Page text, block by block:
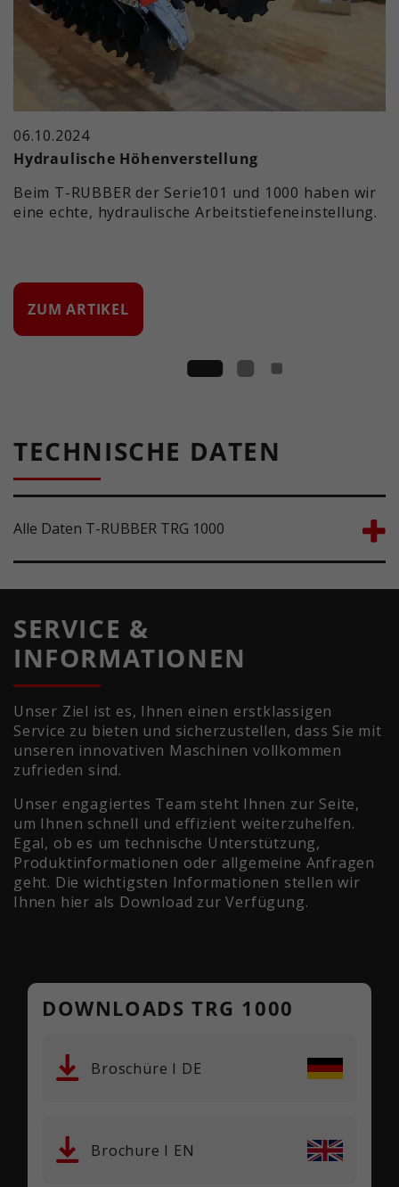
06.10.2024
Hydraulische Höhenverstellung
Beim T-RUBBER der Serie101 und 1000 haben wir
eine echte, hydraulische Arbeitstiefeneinstellung.
ZUM ARTIKEL
TECHNISCHE DATEN
Alle Daten T-RUBBER TRG 1000
SERVICE &
INFORMATIONEN
Unser Ziel ist es, Ihnen einen erstklassigen
Service zu bieten und sicherzustellen, dass Sie mit
unseren innovativen Maschinen vollkommen
zufrieden sind.
Unser engagiertes Team steht Ihnen zur Seite,
um Ihnen schnell und effizient weiterzuhelfen.
Egal, ob es um technische Unterstützung,
Produktinformationen oder allgemeine Anfragen
geht. Die wichtigsten Informationen stellen wir
Ihnen hier als Download zur Verfügung.
DOWNLOADS TRG 1000
Broschüre I DE
Brochure I EN